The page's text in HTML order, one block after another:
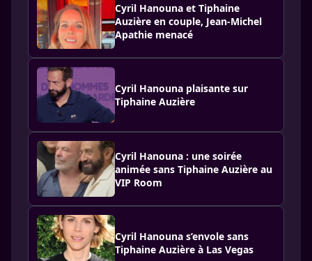
Cyril Hanouna et Tiphaine
Auzière en couple, Jean-Michel
Apathie menacé
Cyril Hanouna plaisante sur
Tiphaine Auzière
Cyril Hanouna : une soirée
animée sans Tiphaine Auzière au
VIP Room
Cyril Hanouna s’envole sans
Tiphaine Auzière à Las Vegas